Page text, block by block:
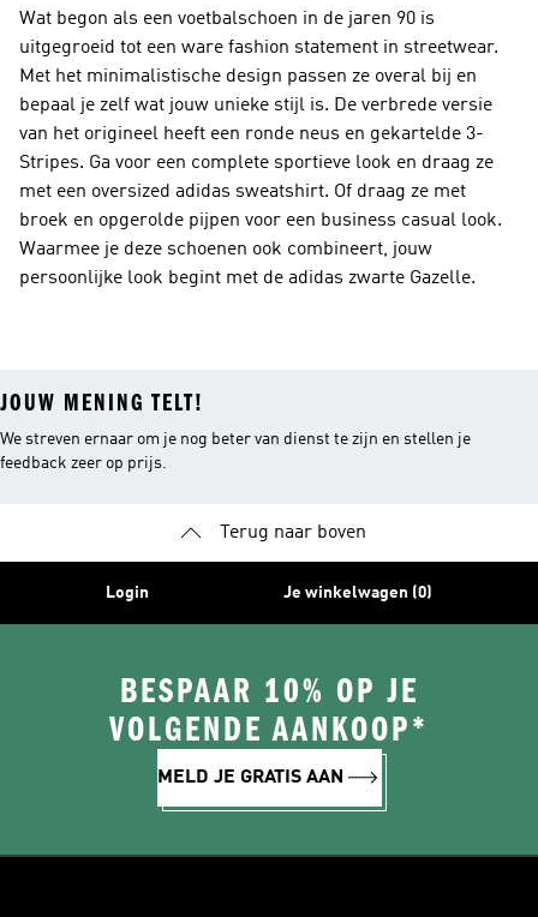
Wat begon als een voetbalschoen in de jaren 90 is
uitgegroeid tot een ware fashion statement in streetwear.
Met het minimalistische design passen ze overal bij en
bepaal je zelf wat jouw unieke stijl is. De verbrede versie
van het origineel heeft een ronde neus en gekartelde 3-
Stripes. Ga voor een complete sportieve look en draag ze
met een oversized adidas sweatshirt. Of draag ze met
broek en opgerolde pijpen voor een business casual look.
Waarmee je deze schoenen ook combineert, jouw
persoonlijke look begint met de adidas zwarte Gazelle.
JOUW MENING TELT!
We streven ernaar om je nog beter van dienst te zijn en stellen je
feedback zeer op prijs.
Terug naar boven
Login Je winkelwagen (0)
BESPAAR 10% OP JE
VOLGENDE AANKOOP*
MELD JE GRATIS AAN